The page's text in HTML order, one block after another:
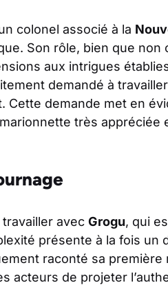
colonel associé à la
Son rôle, bien que non
aux intrigues
demandé à
demande met en
très appréciée
avec Grogu, qui
présente à la fois un
raconté sa première
acteurs de projeter